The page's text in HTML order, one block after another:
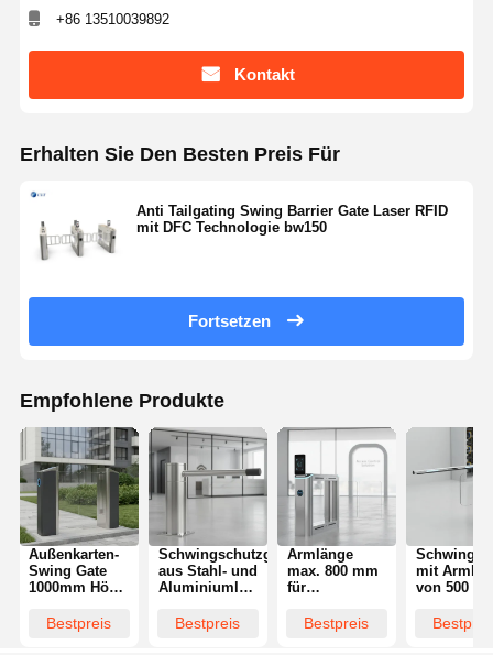
+86 13510039892
Kontakt
Erhalten Sie Den Besten Preis Für
Anti Tailgating Swing Barrier Gate Laser RFID
mit DFC Technologie bw150
Fortsetzen
Empfohlene Produkte
Außenkarten-
Swing Gate
1000mm Höhe
Zugangskontrolllösung
Ideal für
Bestpreis
Schwingschutzgitter
aus Stahl- und
Aluminiumlegierung
Säulendurchmesser
und 1400 x
Bestpreis
Armlänge
max. 800 mm
für
Gesichtserkennungs-
Schwingflügeltor,
Bestpreis
mit
von 500 bis
entwickelt
einfache